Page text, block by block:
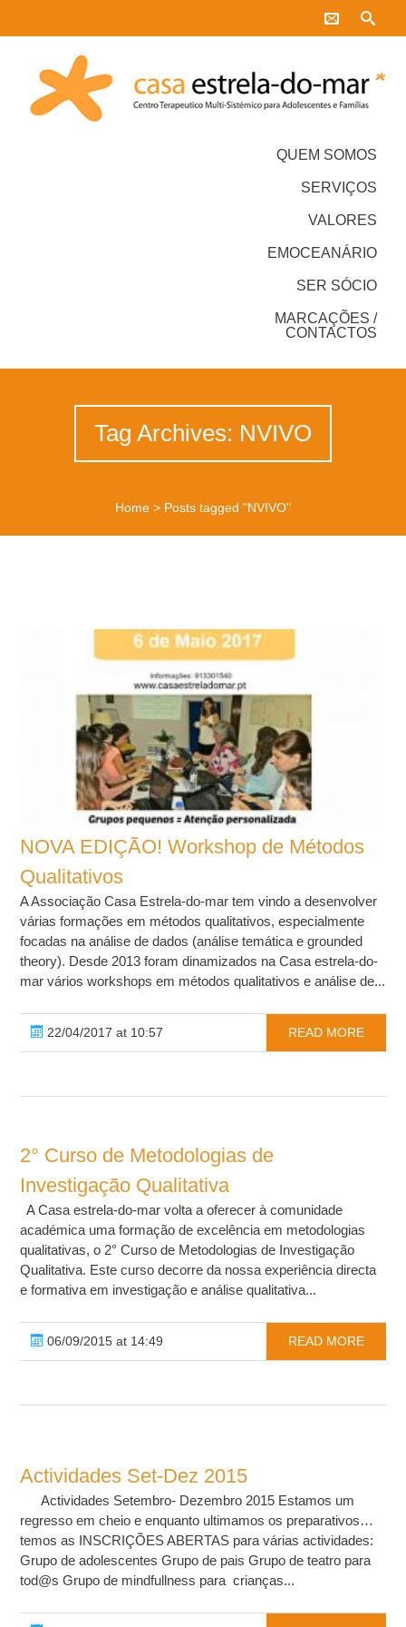
QUEM SOMOS
SERVIÇOS
VALORES
EMOCEANÁRIO
SER SÓCIO
MARCAÇÕES /
CONTACTOS
Tag Archives: NVIVO
Home> Posts tagged "NVIVO"
NOVA EDIÇÃO! Workshop de Métodos
Qualitativos
A Associação Casa Estrela-do-mar tem vindo a desenvolver
várias formações em métodos qualitativos, especialmente
focadas na análise de dados (análise temática e grounded
theory). Desde 2013 foram dinamizados na Casa estrela-do-
mar vários workshops em métodos qualitativos e análise de...
22/04/2017 at 10:57 READ MORE
2° Curso de Metodologias de
Investigação Qualitativa
A Casa estrela-do-mar volta a oferecer à comunidade
académica uma formação de excelência em metodologias
qualitativas, o 2° Curso de Metodologias de Investigação
Qualitativa. Este curso decorre da nossa experiência directa
e formativa em investigação e análise qualitativa...
06/09/2015 at 14:49 READ MORE
Actividades Set-Dez 2015
Actividades Setembro- Dezembro 2015 Estamos um
regresso em cheio e enquanto ultimamos os preparativos…
temos as INSCRIÇÕES ABERTAS para várias actividades:
Grupo de adolescentes Grupo de pais Grupo de teatro para
tod@s Grupo de mindfullness para crianças...